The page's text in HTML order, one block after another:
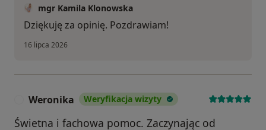
mgr Kamila Klonowska
Dziękuję za opinię. Pozdrawiam!
16 lipca 2026
Weronika Weryfikacja wizyty
Świetna i fachowa pomoc. Zaczynając od